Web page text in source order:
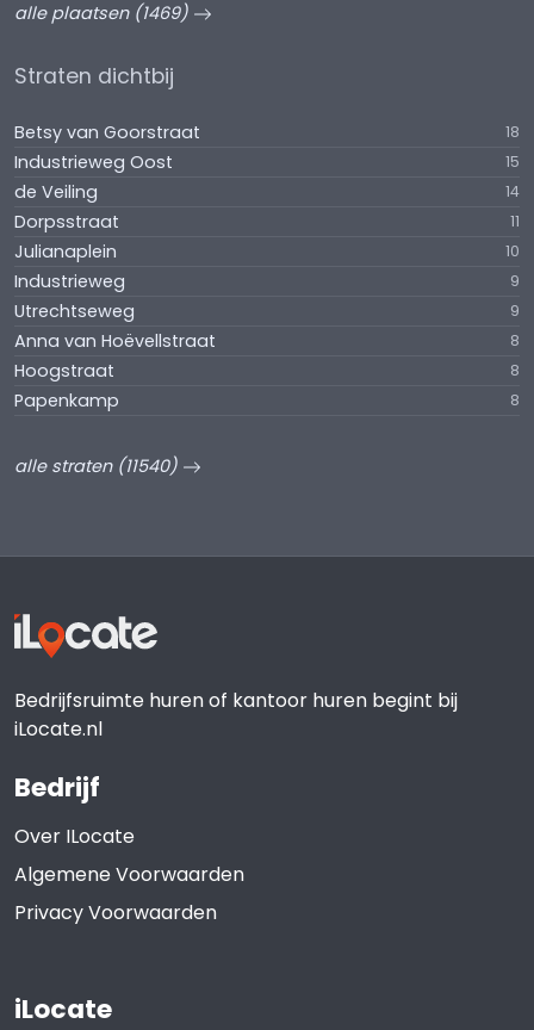
alle plaatsen (1469)
Straten dichtbij
Betsy van Goorstraat 18
Industrieweg Oost 15
de Veiling 14
Dorpsstraat 11
Julianaplein 10
Industrieweg 9
Utrechtseweg 9
Anna van Hoëvellstraat 8
Hoogstraat 8
Papenkamp 8
alle straten (11540)
Bedrijfsruimte huren of kantoor huren begint bij
iLocate.nl
Bedrijf
Over ILocate
Algemene Voorwaarden
Privacy Voorwaarden
iLocate